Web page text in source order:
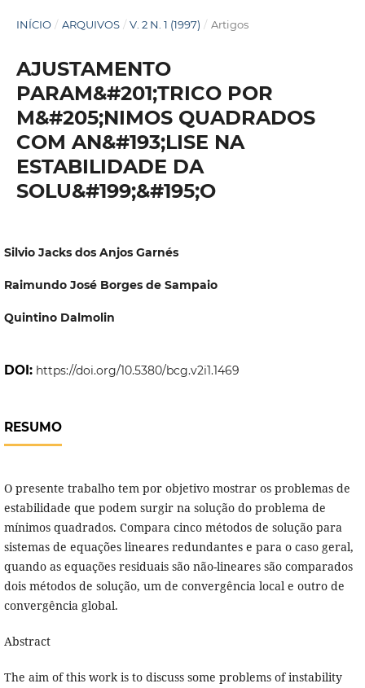
INÍCIO / ARQUIVOS / V. 2 N. 1 (1997) / Artigos
AJUSTAMENTO
PARAM&#201;TRICO POR
M&#205;NIMOS QUADRADOS
COM AN&#193;LISE NA
ESTABILIDADE DA
SOLU&#199;&#195;O
Silvio Jacks dos Anjos Garnés
Raimundo José Borges de Sampaio
Quintino Dalmolin
DOI: https://doi.org/10.5380/bcg.v2i1.1469
RESUMO
O presente trabalho tem por objetivo mostrar os problemas de
estabilidade que podem surgir na solução do problema de
mínimos quadrados. Compara cinco métodos de solução para
sistemas de equações lineares redundantes e para o caso geral,
quando as equações residuais são não-lineares são comparados
dois métodos de solução, um de convergência local e outro de
convergência global.
Abstract
The aim of this work is to discuss some problems of instability